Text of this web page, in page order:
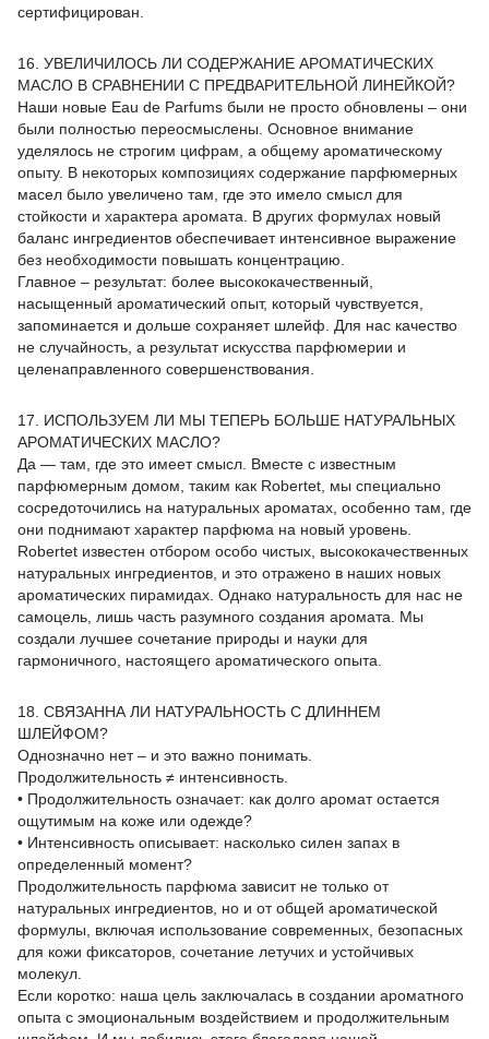
сертифицирован.
16. УВЕЛИЧИЛОСЬ ЛИ СОДЕРЖАНИЕ АРОМАТИЧЕСКИХ
МАСЛО В СРАВНЕНИИ С ПРЕДВАРИТЕЛЬНОЙ ЛИНЕЙКОЙ?
Наши новые Eau de Parfums были не просто обновлены – они
были полностью переосмыслены. Основное внимание
уделялось не строгим цифрам, а общему ароматическому
опыту. В некоторых композициях содержание парфюмерных
масел было увеличено там, где это имело смысл для
стойкости и характера аромата. В других формулах новый
баланс ингредиентов обеспечивает интенсивное выражение
без необходимости повышать концентрацию.
Главное – результат: более высококачественный,
насыщенный ароматический опыт, который чувствуется,
запоминается и дольше сохраняет шлейф. Для нас качество
не случайность, а результат искусства парфюмерии и
целенаправленного совершенствования.
17. ИСПОЛЬЗУЕМ ЛИ МЫ ТЕПЕРЬ БОЛЬШЕ НАТУРАЛЬНЫХ
АРОМАТИЧЕСКИХ МАСЛО?
Да — там, где это имеет смысл. Вместе с известным
парфюмерным домом, таким как Robertet, мы специально
сосредоточились на натуральных ароматах, особенно там, где
они поднимают характер парфюма на новый уровень.
Robertet известен отбором особо чистых, высококачественных
натуральных ингредиентов, и это отражено в наших новых
ароматических пирамидах. Однако натуральность для нас не
самоцель, лишь часть разумного создания аромата. Мы
создали лучшее сочетание природы и науки для
гармоничного, настоящего ароматического опыта.
18. СВЯЗАННА ЛИ НАТУРАЛЬНОСТЬ С ДЛИННЕМ
ШЛЕЙФОМ?
Однозначно нет – и это важно понимать.
Продолжительность ≠ интенсивность.
• Продолжительность означает: как долго аромат остается
ощутимым на коже или одежде?
• Интенсивность описывает: насколько силен запах в
определенный момент?
Продолжительность парфюма зависит не только от
натуральных ингредиентов, но и от общей ароматической
формулы, включая использование современных, безопасных
для кожи фиксаторов, сочетание летучих и устойчивых
молекул.
Если коротко: наша цель заключалась в создании ароматного
опыта с эмоциональным воздействием и продолжительным